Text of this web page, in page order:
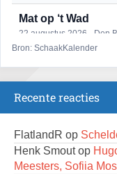
Mat op ‘t Wad
22 augustus 2026 · Den
Open
DSC Girls Night
27 augustus 2026 · Delft
Bron: SchaakKalender
Recente reacties
FlatlandR op
Henk Smoutop
Meesters, Sofiia